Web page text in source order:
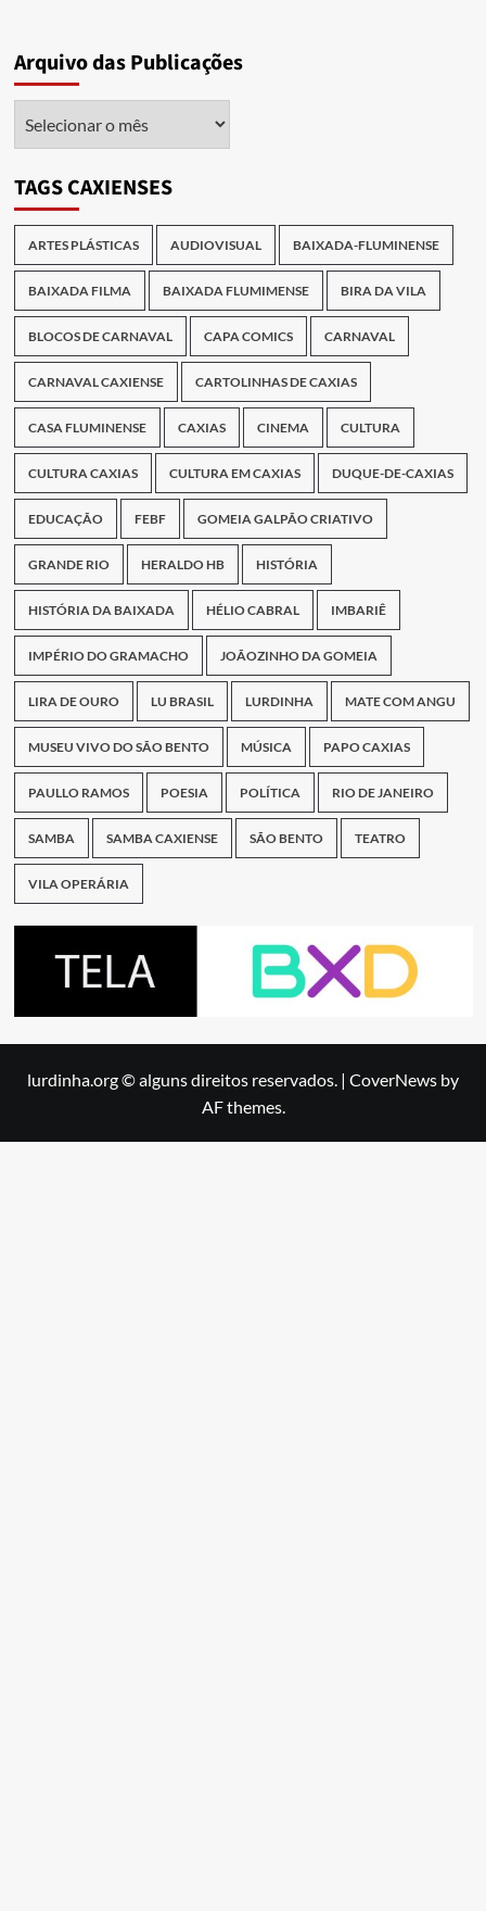
Arquivo das Publicações
TAGS CAXIENSES
ARTES PLÁSTICAS AUDIOVISUAL BAIXADA-FLUMINENSE
BAIXADA FILMA BAIXADA FLUMIMENSE BIRA DA VILA
BLOCOS DE CARNAVAL CAPA COMICS CARNAVAL
CARNAVAL CAXIENSE CARTOLINHAS DE CAXIAS
CASA FLUMINENSE CAXIAS CINEMA CULTURA
CULTURA CAXIAS CULTURA EM CAXIAS DUQUE-DE-CAXIAS
EDUCAÇÃO FEBF GOMEIA GALPÃO CRIATIVO
GRANDE RIO HERALDO HB HISTÓRIA
HISTÓRIA DA BAIXADA HÉLIO CABRAL IMBARIÊ
IMPÉRIO DO GRAMACHO JOÃOZINHO DA GOMEIA
LIRA DE OURO LU BRASIL LURDINHA MATE COM ANGU
MUSEU VIVO DO SÃO BENTO MÚSICA PAPO CAXIAS
PAULLO RAMOS POESIA POLÍTICA RIO DE JANEIRO
SAMBA SAMBA CAXIENSE SÃO BENTO TEATRO
VILA OPERÁRIA
lurdinha.org © alguns direitos reservados. | CoverNews by
AF themes.